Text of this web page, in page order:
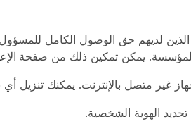
الذين لديهم حق الوصول الكامل
للمؤسسة. يمكن تمكين ذلك من صفحة
غير متصل بالإنترنت. يمكنك تنزيل
الهوية الشخصية.